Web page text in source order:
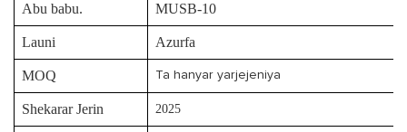
Abu babu. MUSB-10
Launi Azurfa
MOQ Ta hanyar yarjejeniya
Shekarar Jerin 2025